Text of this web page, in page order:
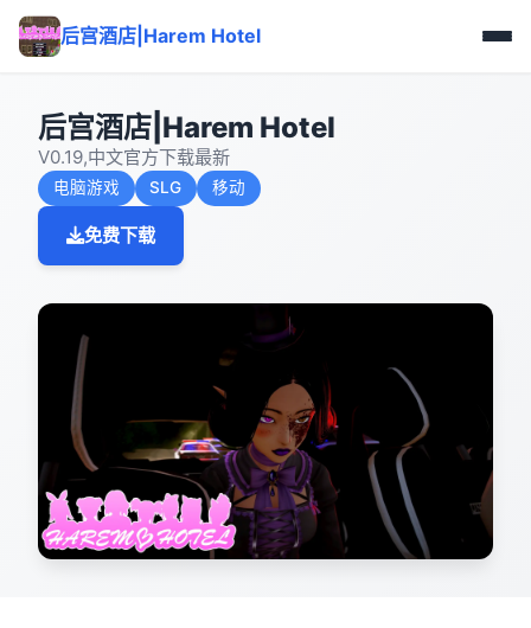
后宫酒店|Harem Hotel
后宫酒店|Harem Hotel
V0.19,中文官方下载最新
电脑游戏 SLG 移动
免费下载